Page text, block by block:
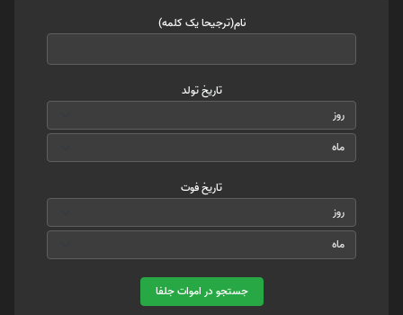
نام(ترجیحا یک کلمه)
تاریخ تولد
تاریخ فوت
جستجو در اموات جلفا